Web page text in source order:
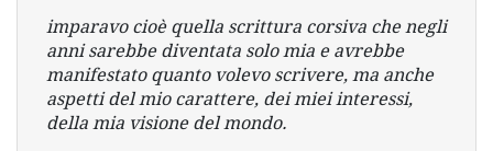
imparavo cioè quella scrittura corsiva che negli
anni sarebbe diventata solo mia e avrebbe
manifestato quanto volevo scrivere, ma anche
aspetti del mio carattere, dei miei interessi,
della mia visione del mondo.